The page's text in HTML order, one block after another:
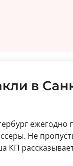
в
ежегодно
Не
КП